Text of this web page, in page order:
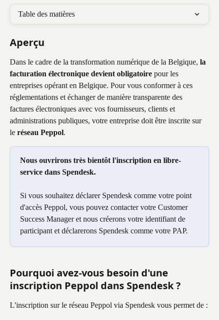
Table des matières
Aperçu
Dans le cadre de la transformation numérique de la Belgique, la
facturation électronique devient obligatoire pour les
entreprises opérant en Belgique. Pour vous conformer à ces
réglementations et échanger de manière transparente des
factures électroniques avec vos fournisseurs, clients et
administrations publiques, votre entreprise doit être inscrite sur
le réseau Peppol.
Nous ouvrirons très bientôt l'inscription en libre-
service dans Spendesk.
Si vous souhaitez déclarer Spendesk comme votre point
d'accès Peppol, vous pouvez contacter votre Customer
Success Manager et nous créerons votre identifiant de
participant et déclarerons Spendesk comme votre PAP.
Pourquoi avez-vous besoin d'une
inscription Peppol dans Spendesk ?
L'inscription sur le réseau Peppol via Spendesk vous permet de :